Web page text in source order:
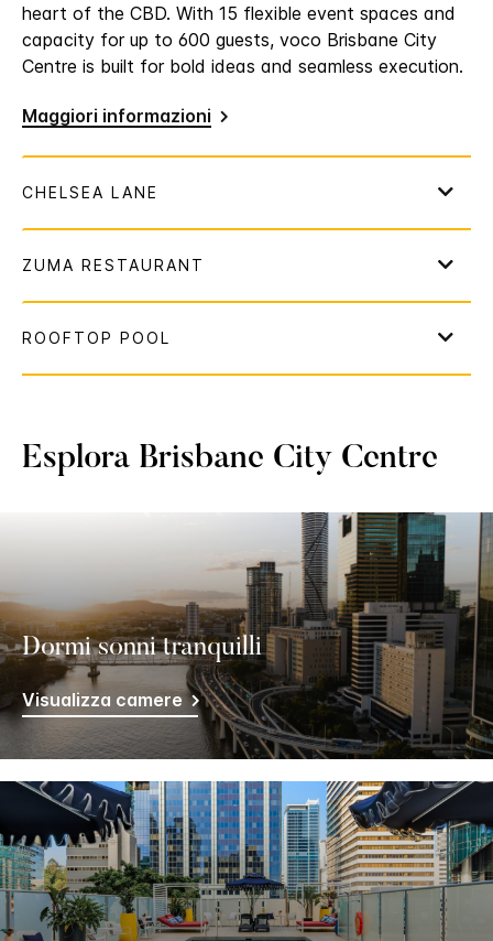
heart of the CBD. With 15 flexible event spaces and
capacity for up to 600 guests, voco Brisbane City
Centre is built for bold ideas and seamless execution.
Maggiori informazioni
Esplora Brisbane City Centre
Dormi sonni tranquilli
Visualizza camere